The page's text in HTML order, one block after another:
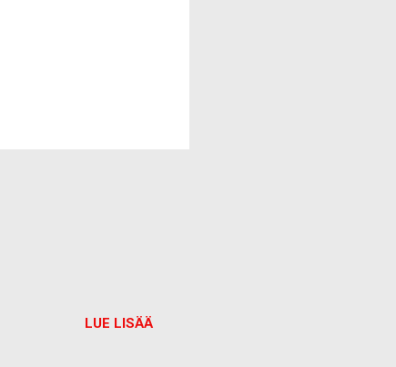
LUE LISÄÄ